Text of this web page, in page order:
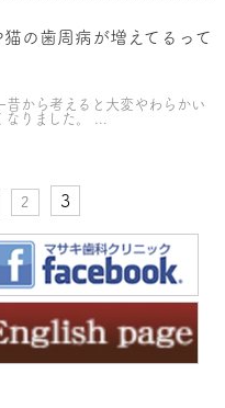
の歯周病が増えてるって
昔から考えると大変やわらかい
りました。 ...
2 3